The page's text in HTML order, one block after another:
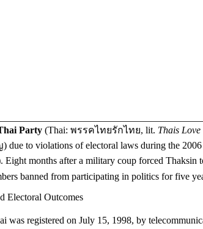
Party (Thai: พรรคไทยรักไทย, lit. Thais Love
) due to violations of electoral laws during the
. Eight months after a military coup forced
banned from participating in politics for five
Electoral Outcomes
was registered on July 15, 1998, by